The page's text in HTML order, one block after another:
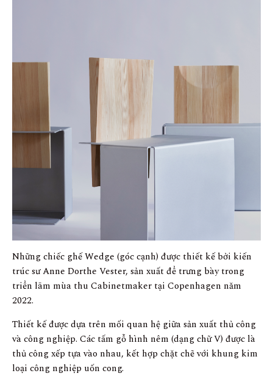
Những chiếc ghế Wedge (góc cạnh) được thiết kế bởi kiến
trúc sư Anne Dorthe Vester, sản xuất để trưng bày trong
triển lãm mùa thu Cabinetmaker tại Copenhagen năm
2022.
Thiết kế được dựa trên mối quan hệ giữa sản xuất thủ công
và công nghiệp. Các tấm gỗ hình nêm (dạng chữ V) được là
thủ công xếp tựa vào nhau, kết hợp chặt chẽ với khung kim
loại công nghiệp uốn cong.